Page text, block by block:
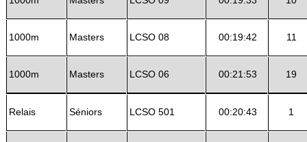
1000m Masters LCSO 08 00:19:42 11
1000m Masters LCSO 06 00:21:53 19
Relais Séniors LCSO 501 00:20:43 1